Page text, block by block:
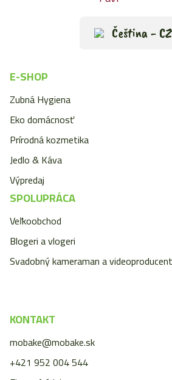
Čeština -
E-SHOP
Zubná Hygiena
Eko domácnosť
Prírodná kozmetika
Jedlo & Káva
Výpredaj
SPOLUPRÁCA
Veľkoobchod
Blogeri a vlogeri
Svadobný kameraman a videoproducent
KONTAKT
mobake@mobake.sk
+421 952 004 544